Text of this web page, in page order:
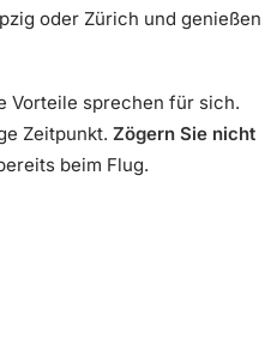
oder Zürich und genießen
Vorteile sprechen für sich.
Zeitpunkt. Zögern Sie nicht
beim Flug.